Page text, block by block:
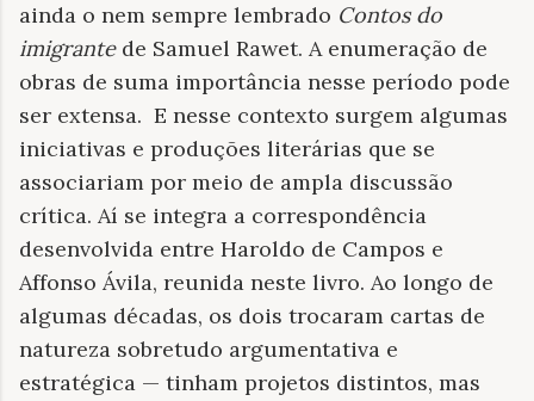
ainda o nem sempre lembrado Contos do
imigrantede Samuel Rawet. A enumeração de
obras de suma importância nesse período pode
ser extensa. E nesse contexto surgem algumas
iniciativas e produções literárias que se
associariam por meio de ampla discussão
crítica. Aí se integra a correspondência
desenvolvida entre Haroldo de Campos e
Affonso Ávila, reunida neste livro. Ao longo de
algumas décadas, os dois trocaram cartas de
natureza sobretudo argumentativa e
estratégica — tinham projetos distintos, mas